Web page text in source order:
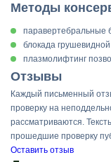
Методы
паравертебральные
блокада
плазмолифтинг
Отзывы
Каждый письменный
проверку на
рассматриваются.
прошедшие проверку
Оставить отзыв